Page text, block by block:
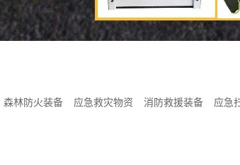
森林防火装备 应急救灾物资 消防救援装备 应急